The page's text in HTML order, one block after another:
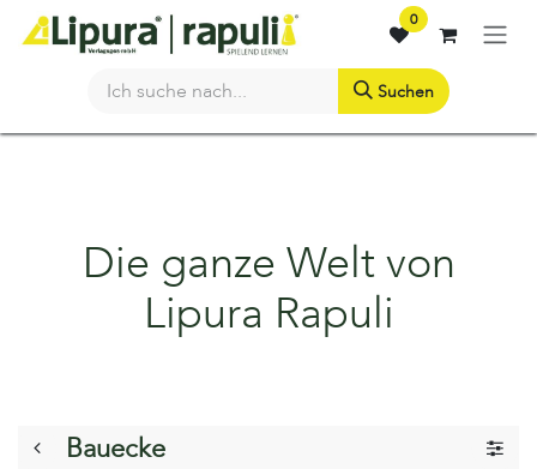
Zum Inhalt springen 0
Suchen
Die ganze Welt von
Lipura Rapuli
Bauecke